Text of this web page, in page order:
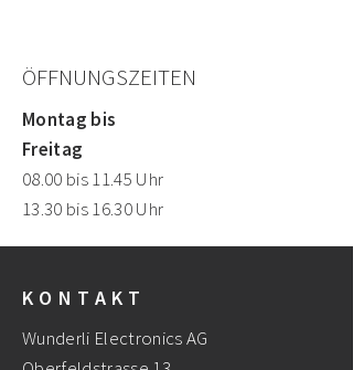
ÖFFNUNGSZEITEN
Montag bis
Freitag
08.00 bis 11.45 Uhr
13.30 bis 16.30 Uhr
KONTAKT
Wunderli Electronics AG